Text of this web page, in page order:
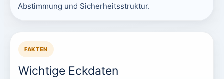
Abstimmung und Sicherheitsstruktur.
FAKTEN
Wichtige Eckdaten